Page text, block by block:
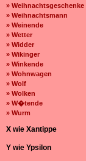
» Weihnachtsgeschenke
» Weihnachtsmann
» Weinende
» Wetter
» Widder
» Wikinger
» Winkende
» Wohnwagen
» Wolf
» Wolken
» W�tende
» Wurm
X wie Xantippe
Y wie Ypsilon